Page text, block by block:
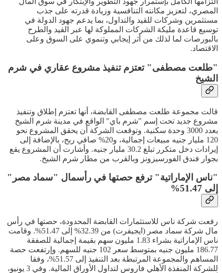
المصري، لتعزيز مكانته التنافسية وزيادة قدرته على جذب
مستثمرين وشركات للقيد والتداول، بما يدعم جهود الدولة في
توسيع قاعدة مليكة الشركات المملوكة لها عبر القيد والطرح
بالبورصات لما لذلك من أثر إيجابي وتنموي على السوق وعلى
الاقتصاد.
"طلعت مصطفى" تعتزم تنفيذ مشروع عقاري في شرم
الشيخ
قالت مجموعة طلعت مصطفى القابضة، أنها تعتزم إطلاق وتنفيذ
مشروع جديد تحت إسم "شرم باي" الواقع في مدينة شرم الشيخ
بعدد 3000 وحدة سكنية. وتوقعت الشركة أن يحقق المشروع نحو
120 مليار جنيه مبيعات إجمالية، و20% صافي ربح، بالإضافة إلى
إيرادات دخل متكرر تبلغ 30.2 مليار جنيه. وأشارت أن المشروع يقع
بجوار فندق الفورسيزونز وبالقرب من مطار شرم الشيخ.
"ناس الإماراتية" ترفع حصتها في رأسمال "سماد مصر"
إلى 51.47%
رفعت شركة ناس للاستثمارات القابضة المحدودة، حصتها في رأس
مال شركة سماد مصر (ايجيفرت) من 32.39% إلى 51.47%. وقامت
ناس الإماراتية بشراء 1.83 مليون سهم بقيمة إجمالية للصفقة
186.77 مليون جنيه بمتوسط سعر 102 جنيه للسهم. وإرتفعت حصة
المساهم والمجموعة المرتبطة بعد التنفيذ إلى 51.57%، وفقا
للشركة المنفذة الأهلي فاروس لتداول الأوراق المالية. وفي 3 يونيو،